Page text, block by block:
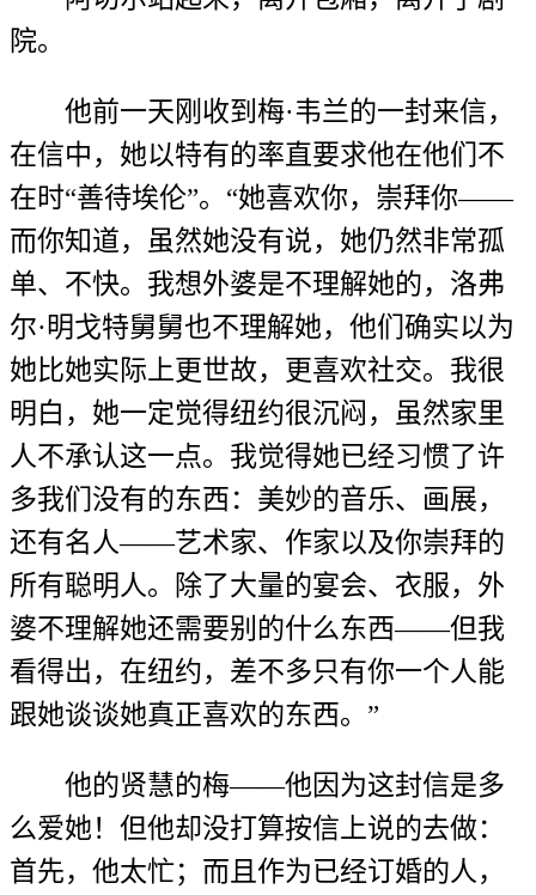
院。
他前一天刚收到梅·韦兰的一封来信，
在信中，她以特有的率直要求他在他们不
在时“善待埃伦”。“她喜欢你，崇拜你——
而你知道，虽然她没有说，她仍然非常孤
单、不快。我想外婆是不理解她的，洛弗
尔·明戈特舅舅也不理解她，他们确实以为
她比她实际上更世故，更喜欢社交。我很
明白，她一定觉得纽约很沉闷，虽然家里
人不承认这一点。我觉得她已经习惯了许
多我们没有的东西：美妙的音乐、画展，
还有名人——艺术家、作家以及你崇拜的
所有聪明人。除了大量的宴会、衣服，外
婆不理解她还需要别的什么东西——但我
看得出，在纽约，差不多只有你一个人能
跟她谈谈她真正喜欢的东西。”
他的贤慧的梅——他因为这封信是多
么爱她！但他却没打算按信上说的去做：
首先，他太忙；而且作为已经订婚的人，